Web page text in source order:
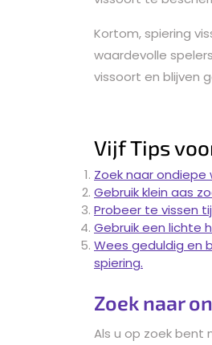
Kortom, spiering
waardevolle
vissoort en blijven
Vijf Tips
Zoek naar
Gebruik klein aas
Probeer te vissen
Gebruik een lichte
Wees geduldig en
spiering.
Zoek naar
Als u op zoek bent